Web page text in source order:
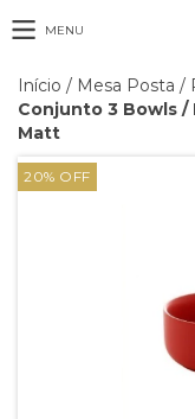
MENU
Início / Mesa Posta /
Conjunto 3 Bowls /
Matt
20% OFF